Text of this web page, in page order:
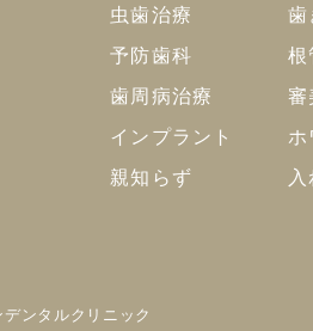
虫歯治療
歯
予防歯科
根
歯周病治療
審
インプラント
ホ
親知らず
ンタルクリニック